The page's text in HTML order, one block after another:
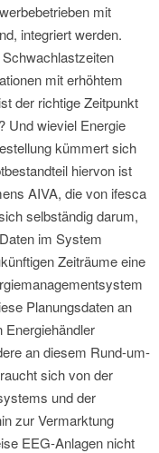
mit
integriert werden.
mit erhöhtem
der richtige Zeitpunkt
Und wieviel Energie
kümmert sich
hiervon ist
AIVA, die von ifesca
selbständig darum,
im System
Zeiträume eine
Planungsdaten an
Energiehändler
an diesem Rund-um-
sich von der
und der
zur Vermarktung
EEG-Anlagen nicht